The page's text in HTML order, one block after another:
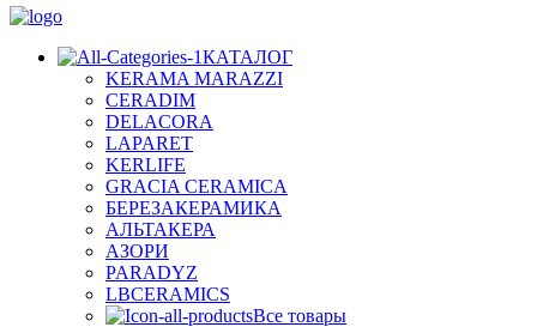
КАТАЛОГ
KERAMA MARAZZI
CERADIM
DELACORA
LAPARET
KERLIFE
GRACIA CERAMICA
БЕРЕЗАКЕРАМИКА
АЛЬТАКЕРА
АЗОРИ
PARADYZ
LBCERAMICS
Все товары